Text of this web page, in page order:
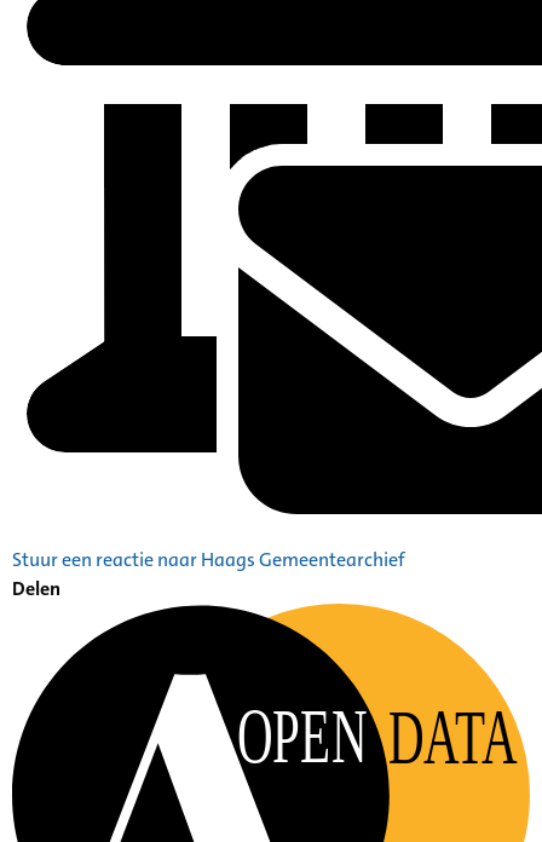
Stuur een reactie naar Haags Gemeentearchief
Delen
OPEN DATA